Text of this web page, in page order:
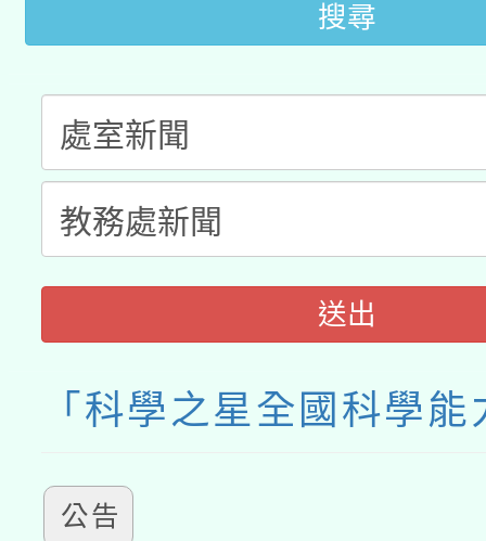
搜尋
送出
「科學之星全國科學
公告